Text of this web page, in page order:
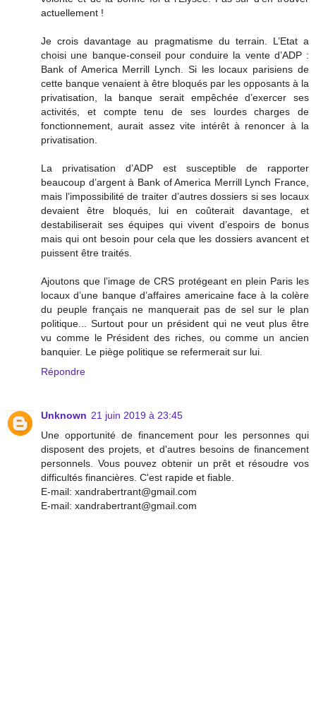
actuellement !
Je crois davantage au pragmatisme du terrain. L’Etat a
choisi une banque-conseil pour conduire la vente d’ADP :
Bank of America Merrill Lynch. Si les locaux parisiens de
cette banque venaient à être bloqués par les opposants à la
privatisation, la banque serait empêchée d’exercer ses
activités, et compte tenu de ses lourdes charges de
fonctionnement, aurait assez vite intérêt à renoncer à la
privatisation.
La privatisation d’ADP est susceptible de rapporter
beaucoup d’argent à Bank of America Merrill Lynch France,
mais l’impossibilité de traiter d’autres dossiers si ses locaux
devaient être bloqués, lui en coûterait davantage, et
destabiliserait ses équipes qui vivent d’espoirs de bonus
mais qui ont besoin pour cela que les dossiers avancent et
puissent être traités.
Ajoutons que l’image de CRS protégeant en plein Paris les
locaux d’une banque d’affaires americaine face à la colère
du peuple français ne manquerait pas de sel sur le plan
politique... Surtout pour un président qui ne veut plus être
vu comme le Président des riches, ou comme un ancien
banquier. Le piège politique se refermerait sur lui.
Répondre
Unknown 21 juin 2019 à 23:45
Une opportunité de financement pour les personnes qui
disposent des projets, et d'autres besoins de financement
personnels. Vous pouvez obtenir un prêt et résoudre vos
difficultés financières. C'est rapide et fiable.
E-mail: xandrabertrant@gmail.com
E-mail: xandrabertrant@gmail.com